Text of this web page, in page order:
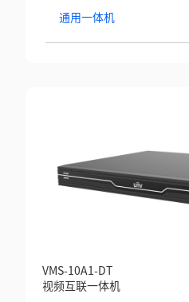
通用一体机
VMS-10A1-DT
视频互联一体机